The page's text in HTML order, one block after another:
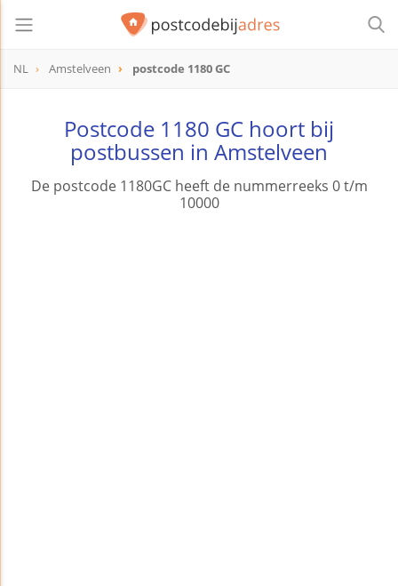
NL Amstelveen postcode 1180 GC
Postcode 1180 GC hoort bij
postbussen in Amstelveen
De postcode 1180GC heeft de nummerreeks 0 t/m
10000